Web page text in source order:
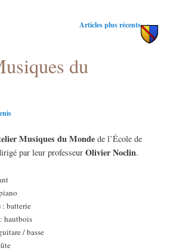
Articles plus récents→
du
Musiques du Monde de l’École de
par leur professeurOlivier Noclin.
: batterie
: hautbois
/ basse